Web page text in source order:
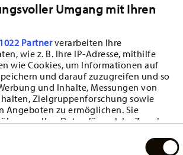
Umgang mit Ihren
Partnerverarbeiten Ihre
wie z. B. Ihre IP-Adresse, mithilfe
wie Cookies, um Informationen auf
und darauf zuzugreifen und so
und Inhalte, Messungen von
Zielgruppenforschung sowie
Angeboten zu ermöglichen. Sie
wer Ihre Daten für welche Zwecke
oder durch Klicken auf das Privacy
groß
from
to